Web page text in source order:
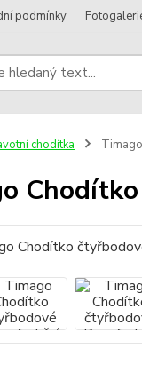
podmínky
chodítka